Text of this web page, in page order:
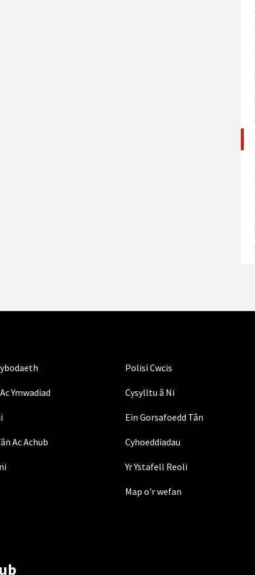
Polisi Cwcis
Ymwadiad Cysylltu â Ni
Ein Gorsafoedd Tân
Ac Achub Cyhoeddiadau
Yr Ystafell Reoli
Map o'r wefan